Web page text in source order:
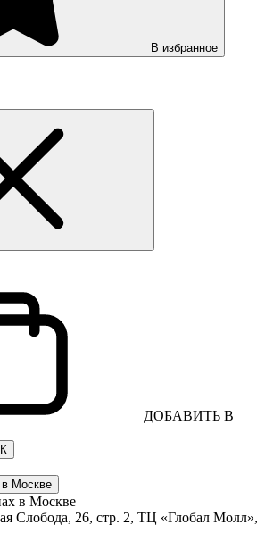
В избранное
ДОБАВИТЬ В
в Москве
в Москве
Слобода, 26, стр. 2, ТЦ «Глобал Молл»,